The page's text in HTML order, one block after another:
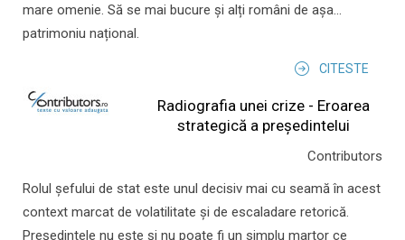
mare omenie. Să se mai bucure și alți români de așa...
patrimoniu național.
CITESTE
Radiografia unei crize - Eroarea
strategică a președintelui
Contributors
Rolul şefului de stat este unul decisiv mai cu seamă în acest
context marcat de volatilitate şi de escaladare retorică.
Preşedintele nu este şi nu poate fi un simplu martor ce